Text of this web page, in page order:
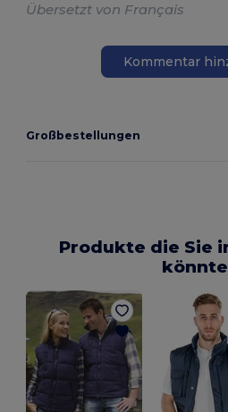
Übersetzt von Français
Kommentar
Großbestellungen
Produkte die Sie